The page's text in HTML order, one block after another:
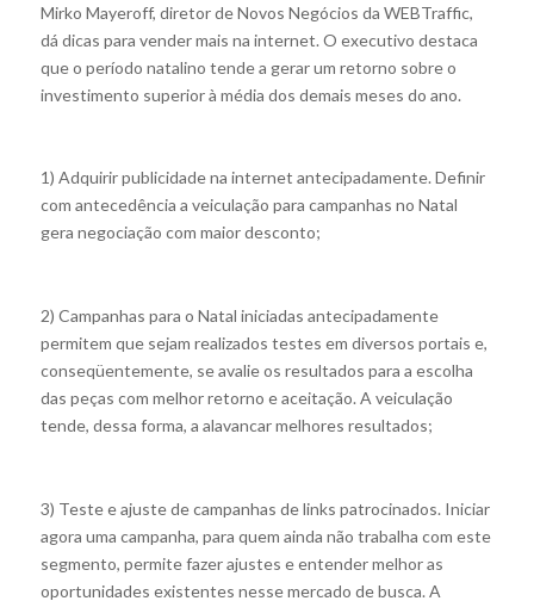
Mirko Mayeroff, diretor de Novos Negócios da WEBTraffic,
dá dicas para vender mais na internet. O executivo destaca
que o período natalino tende a gerar um retorno sobre o
investimento superior à média dos demais meses do ano.
1) Adquirir publicidade na internet antecipadamente. Definir
com antecedência a veiculação para campanhas no Natal
gera negociação com maior desconto;
2) Campanhas para o Natal iniciadas antecipadamente
permitem que sejam realizados testes em diversos portais e,
conseqüentemente, se avalie os resultados para a escolha
das peças com melhor retorno e aceitação. A veiculação
tende, dessa forma, a alavancar melhores resultados;
3) Teste e ajuste de campanhas de links patrocinados. Iniciar
agora uma campanha, para quem ainda não trabalha com este
segmento, permite fazer ajustes e entender melhor as
oportunidades existentes nesse mercado de busca. A